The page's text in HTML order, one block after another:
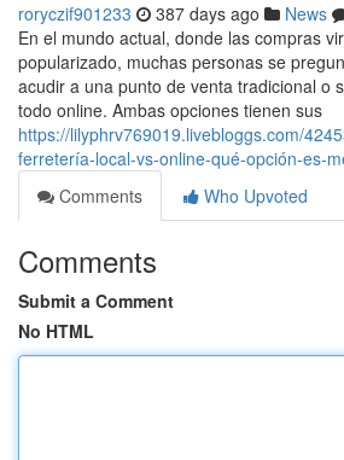
roryczif901233 387 days ago News
En el mundo actual, donde las compras
popularizado, muchas personas se
acudir a una punto de venta tradicional o
todo online. Ambas opciones tienen sus
https://lilyphrv769019.livebloggs.com/
ferretería-local-vs-online-qué-opción-es-
Comments
Who Upvoted
Comments
Submit a Comment
No HTML